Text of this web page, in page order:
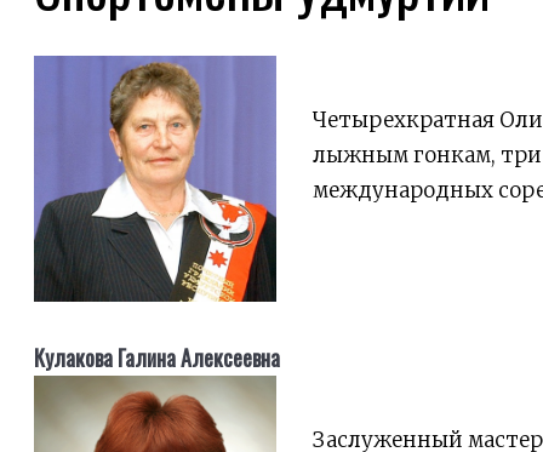
Кулакова Галина Алексеевна
Четырехкратная
лыжным гонкам,
международных
Заслуженный